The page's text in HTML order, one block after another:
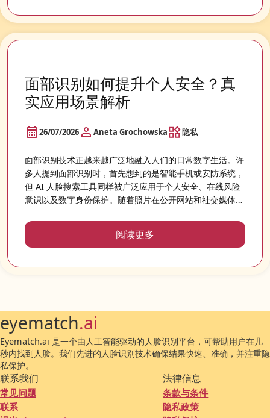
面部识别如何提升个人安全？真
实应用场景解析
26/07/2026 Aneta Grochowska 隐私
面部识别技术正越来越广泛地融入人们的日常数字生活。许
多人提到面部识别时，首先想到的是智能手机或安防系统，
但 AI 人脸搜索工具同样被广泛应用于个人安全、在线风险
意识以及数字身份保护。随着照片在公开网站和社交媒体平
里，以及它们可能会如何被使用。
阅读更多
eyematch.ai
Eyematch.ai 是一个由人工智能驱动的人脸识别平台，可帮助用户在几
秒内找到人脸。我们先进的人脸识别技术确保结果快速、准确，并注重隐
私保护。
联系我们
常见问题
联系
法律信息
条款与条件
隐私政策